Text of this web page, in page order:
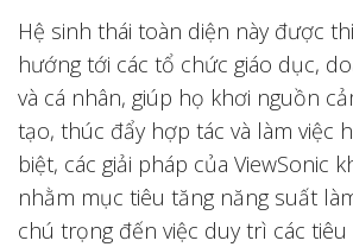
Hệ sinh thái toàn diện này được
hướng tới các tổ chức giáo dục,
và cá nhân, giúp họ khơi nguồn
tạo, thúc đẩy hợp tác và làm việc
biệt, các giải pháp của ViewSonic
nhằm mục tiêu tăng năng suất
chú trọng đến việc duy trì các